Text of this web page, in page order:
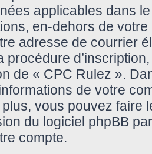
applicables dans
en-dehors de
adresse de courrier
procédure
de « CPC Rulez ».
de votre
vous pouvez faire
du logiciel phpBB
compte.